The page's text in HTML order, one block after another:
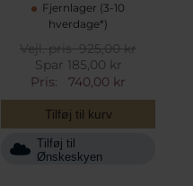
Fjernlager (3-10
hverdage*)
Vejl. pris925,00 kr
Spar 185,00 kr
Pris:
740,00 kr
Tilføj til kurv
Tilføj til
Ønskeskyen